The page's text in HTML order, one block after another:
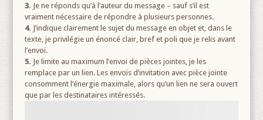
3. Je ne réponds qu’à l’auteur du message – sauf s’il est
vraiment nécessaire de répondre à plusieurs personnes.
4. J’indique clairement le sujet du message en objet et, dans le
texte, je privilégie un énoncé clair, bref et poli que je relis avant
l’envoi.
5. Je limite au maximum l’envoi de pièces jointes, je les
remplace par un lien. Les envois d’invitation avec pièce jointe
consomment l’énergie maximale, alors qu’un lien ne sera ouvert
que par les destinataires intéressés.